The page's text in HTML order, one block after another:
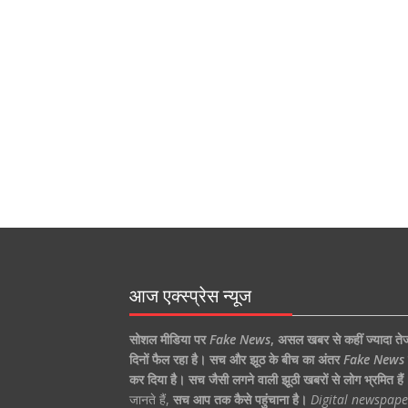
आज एक्स्प्रेस न्यूज
सोशल मीडिया पर Fake News, असल खबर से कहीं ज्यादा
दिनों फैल रहा है। सच और झूठ के बीच का अंतर Fake News
कर दिया है। सच जैसी लगने वाली झूठी खबरों से लोग भ्रमित
जानते हैं, सच आप तक कैसे पहुंचाना है। Digital